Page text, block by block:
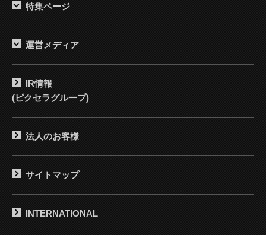
特集ページ
運営メディア
IR情報
(ピクセラグループ)
法人のお客様
サイトマップ
INTERNATIONAL